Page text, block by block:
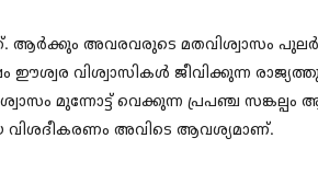
ആർക്കും അവരവരുടെ മതവിശ്വാസം
വിശ്വാസികൾ ജീവിക്കുന്ന
മുന്നോട്ട് വെക്കുന്ന പ്രപഞ്ച സങ്കല്പം
വിശദീകരണം അവിടെ ആവശ്യമാണ്‌.